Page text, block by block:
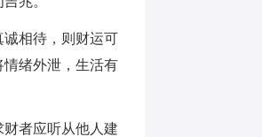
相待，则财运可
绪外泄，生活有
者应听从他人建